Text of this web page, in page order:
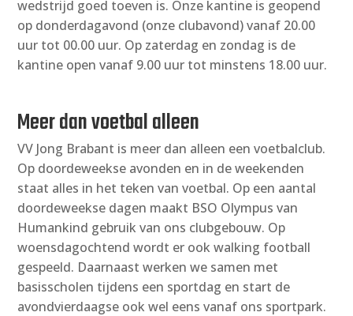
wedstrijd goed toeven is. Onze kantine is geopend
op donderdagavond (onze clubavond) vanaf 20.00
uur tot 00.00 uur. Op zaterdag en zondag is de
kantine open vanaf 9.00 uur tot minstens 18.00 uur.
Meer dan voetbal alleen
VV Jong Brabant is meer dan alleen een voetbalclub.
Op doordeweekse avonden en in de weekenden
staat alles in het teken van voetbal. Op een aantal
doordeweekse dagen maakt BSO Olympus van
Humankind gebruik van ons clubgebouw. Op
woensdagochtend wordt er ook walking football
gespeeld. Daarnaast werken we samen met
basisscholen tijdens een sportdag en start de
avondvierdaagse ook wel eens vanaf ons sportpark.